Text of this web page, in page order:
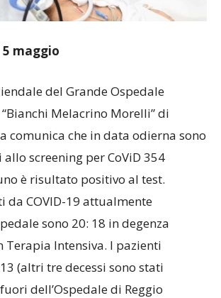
maggio
del Grande Ospedale
Melacrino Morelli” di
comunica che in data odierna sono
screening per CoViD 354
è risultato positivo al test.
da COVID-19 attualmente
sono 20: 18 in degenza
Terapia Intensiva. I pazienti
(altri tre decessi sono stati
dell’Ospedale di Reggio